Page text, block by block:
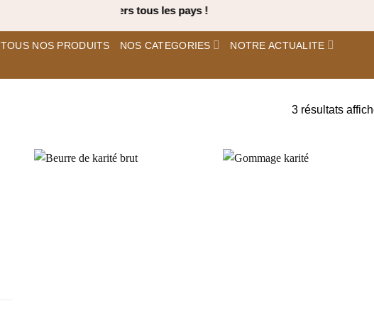
Expédition Rapide vers tous les pays !
TOUS NOS PRODUITS NOS CATEGORIES NOTRE ACTUALITE
3 résultats